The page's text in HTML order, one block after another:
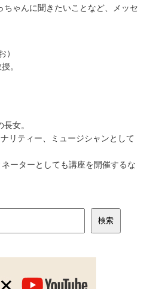
ちゃんに聞きたいことなど、メッセ
）
。
女。
リティー、ミュージシャンとして
ーターとしても講座を開催するな